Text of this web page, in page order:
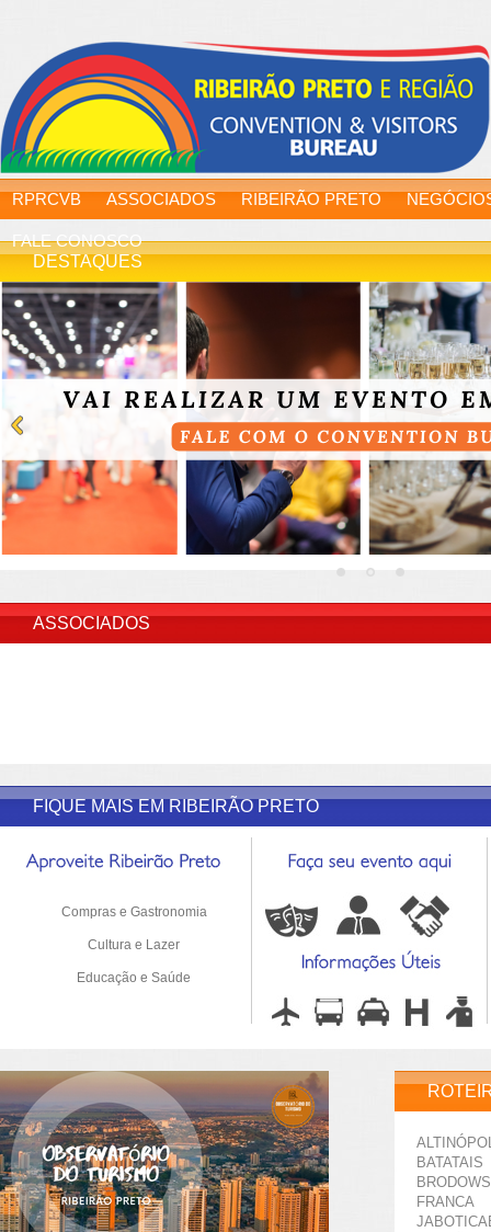
RPRCVB ASSOCIADOS RIBEIRÃO PRETO
FALE CONOSCO
DESTAQUES
ASSOCIADOS
FIQUE MAIS EM RIBEIRÃO PRETO
Compras e Gastronomia
Cultura e Lazer
Educação e Saúde
BATATAIS
FRANCA